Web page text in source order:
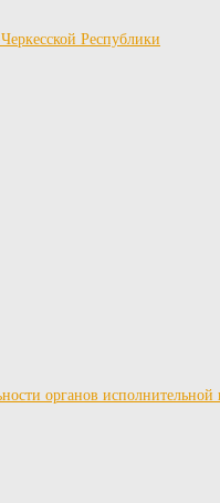
органов исполнительной